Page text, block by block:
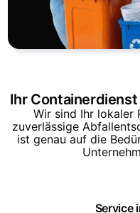
Ihr
Wir sind Ihr lokaler
zuverlässige
ist genau auf die
Service